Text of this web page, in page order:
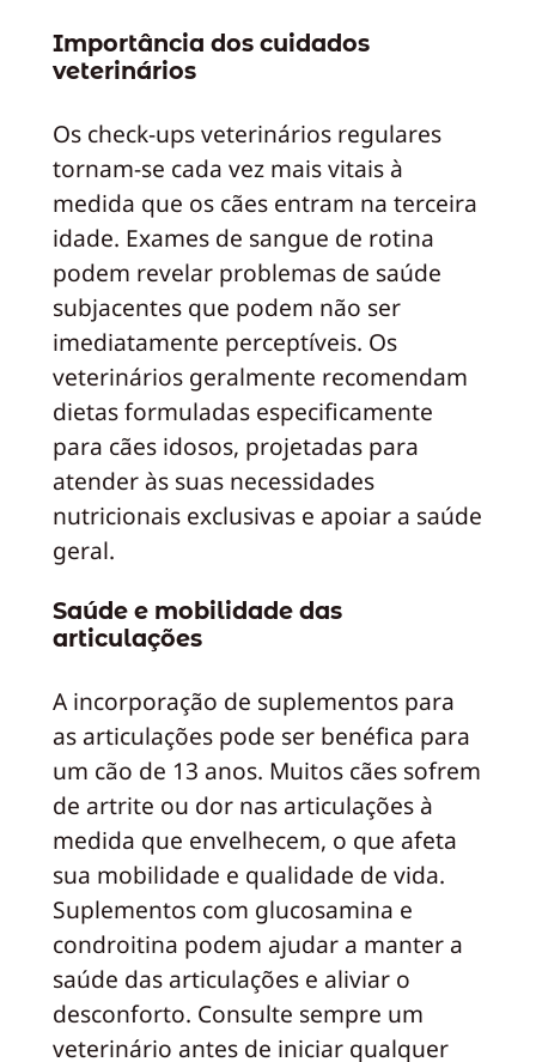
Importância dos cuidados
veterinários
Os check-ups veterinários regulares
tornam-se cada vez mais vitais à
medida que os cães entram na terceira
idade. Exames de sangue de rotina
podem revelar problemas de saúde
subjacentes que podem não ser
imediatamente perceptíveis. Os
veterinários geralmente recomendam
dietas formuladas especificamente
para cães idosos, projetadas para
atender às suas necessidades
nutricionais exclusivas e apoiar a saúde
geral.
Saúde e mobilidade das
articulações
A incorporação de suplementos para
as articulações pode ser benéfica para
um cão de 13 anos. Muitos cães sofrem
de artrite ou dor nas articulações à
medida que envelhecem, o que afeta
sua mobilidade e qualidade de vida.
Suplementos com glucosamina e
condroitina podem ajudar a manter a
saúde das articulações e aliviar o
desconforto. Consulte sempre um
veterinário antes de iniciar qualquer